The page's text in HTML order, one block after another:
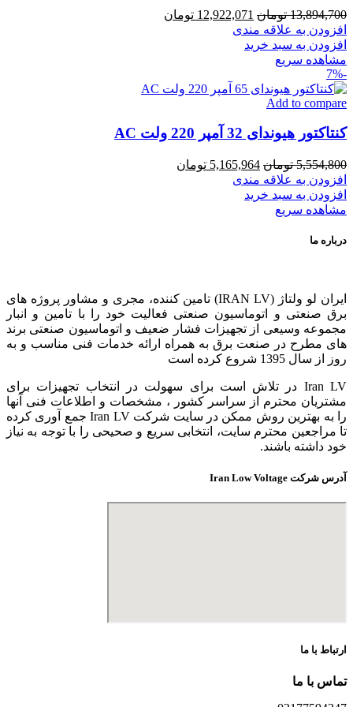
13,894,700 تومان قیمت
اصلی
12,922,071 تومان
افزودن به علاقه مندی
افزودن به سبد خرید
مشاهده سریع
-7%
Add to compare
کنتاکتور هیوندای 32 آمپر 220 ولت AC
5,554,800 تومان قیمت
اصلی
5,165,964 تومان
افزودن به علاقه مندی
افزودن به سبد خرید
مشاهده سریع
درباره ما
ایران لو ولتاژ (IRAN LV) تامین کننده، مجری و مشاور پروژه های
برق صنعتی و اتوماسیون صنعتی فعالیت خود را با تامین و انبار
مجموعه وسیعی از تجهیزات فشار ضعیف و اتوماسیون صنعتی برند
های مطرح در صنعت برق به همراه ارائه خدمات فنی مناسب و به
روز از سال 1395 شروع کرده است
Iran LV در تلاش است برای سهولت در انتخاب تجهیزات برای
مشتریان محترم از سراسر کشور ، مشخصات و اطلاعات فنی آنها
را به بهترین روش ممکن در سایت شرکت Iran LV جمع آوری کرده
تا مراجعین محترم سایت، انتخابی سریع و صحیحی را با توجه به نیاز
خود داشته باشند.
آدرس شرکت Iran Low Voltage
ارتباط با ما
تماس با ما